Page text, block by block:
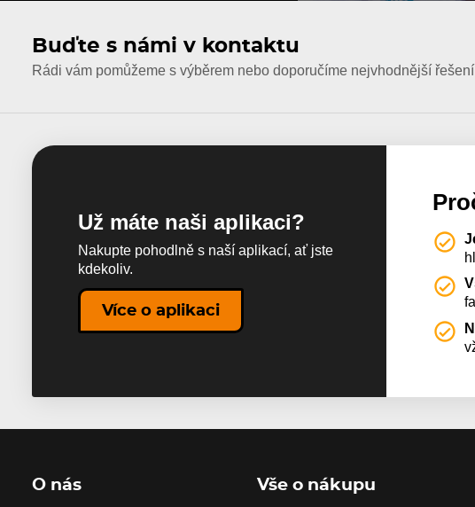
Buďte s námi v kontaktu
Rádi vám pomůžeme s výběrem nebo doporučíme nejvhodnější
Už máte naši aplikaci?
Nakupte pohodlně s naší aplikací, ať jste
kdekoliv.
Více o aplikaci
O nás Vše o nákupu